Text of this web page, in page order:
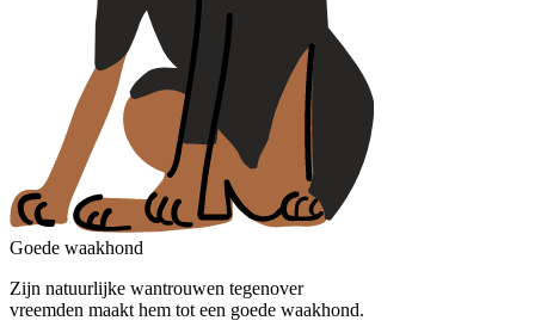
Goede waakhond
Zijn natuurlijke wantrouwen tegenover
vreemden maakt hem tot een goede waakhond.